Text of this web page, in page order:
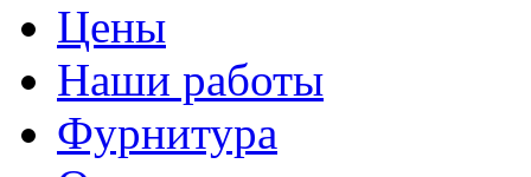
Цены
Наши работы
Фурнитура